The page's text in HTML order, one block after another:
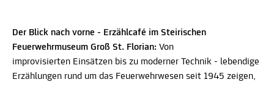
Der Blick nach vorne - Erzählcafé im Steirischen
Feuerwehrmuseum Groß St. Florian: Von
improvisierten Einsätzen bis zu moderner Technik - lebendige
Erzählungen rund um das Feuerwehrwesen seit 1945 zeigen,